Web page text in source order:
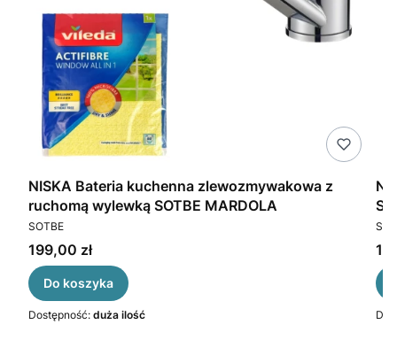
NISKA Bateria kuchenna zlewozmywakowa z
ruchomą wylewką SOTBE MARDOLA
PRODUCENT
SOTBE
Cena
199,00 zł
Do koszyka
Dostępność: duża ilość